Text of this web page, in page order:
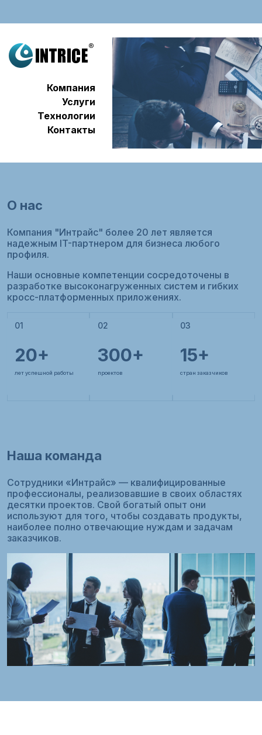
Компания
Услуги
Технологии
Контакты
О нас
Компания "Интрайс" более 20 лет является
надежным IT-партнером для бизнеса любого
профиля.
Наши основные компетенции сосредоточены в
разработке высоконагруженных систем и гибких
кросс-платформенных приложениях.
01
20+
лет успешной работы
02
300+
проектов
03
15+
стран заказчиков
Наша команда
Сотрудники «Интрайс» — квалифицированные
профессионалы, реализовавшие в своих областях
десятки проектов. Свой богатый опыт они
используют для того, чтобы создавать продукты,
наиболее полно отвечающие нуждам и задачам
заказчиков.